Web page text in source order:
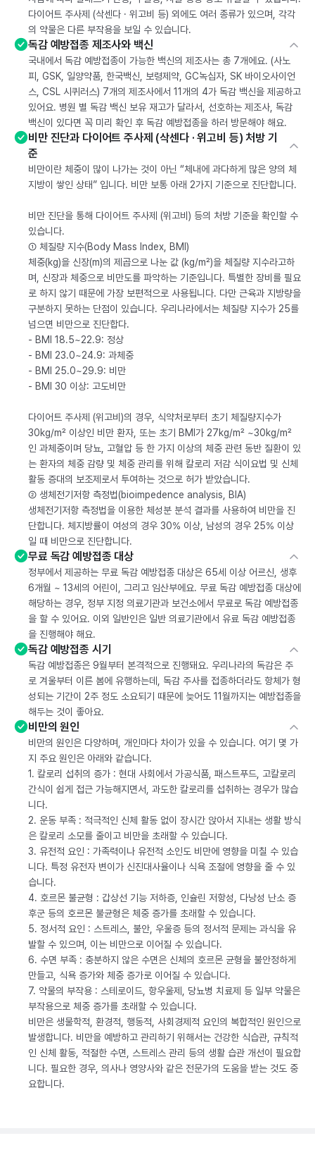
다이어트 주사제 (삭센다 · 위고비 등) 외에도 여러 종류가 있으며, 각각
의 약물은 다른 부작용을 보일 수 있습니다.
독감 예방접종 제조사와 백신
국내에서 독감 예방접종이 가능한 백신의 제조사는 총 7개에요. (사노
피, GSK, 일양약품, 한국백신, 보령제약, GC녹십자, SK 바이오사이언
스, CSL 시퀴러스) 7개의 제조사에서 11개의 4가 독감 백신을 제공하고
있어요. 병원 별 독감 백신 보유 재고가 달라서, 선호하는 제조사, 독감
백신이 있다면 꼭 미리 확인 후 독감 예방접종을 하러 방문해야 해요.
비만 진단과 다이어트 주사제 (삭센다 · 위고비 등) 처방 기
준
비만이란 체중이 많이 나가는 것이 아닌 “체내에 과다하게 많은 양의 체
지방이 쌓인 상태” 입니다. 비만 보통 아래 2가지 기준으로 진단합니다.
비만 진단을 통해 다이어트 주사제 (위고비) 등의 처방 기준을 확인할 수
있습니다.
① 체질량 지수(Body Mass Index, BMI)
체중(kg)을 신장(m)의 제곱으로 나눈 값 (kg/m²)을 체질량 지수라고하
며, 신장과 체중으로 비만도를 파악하는 기준입니다. 특별한 장비를 필요
로 하지 않기 때문에 가장 보편적으로 사용됩니다. 다만 근육과 지방량을
구분하지 못하는 단점이 있습니다. 우리나라에서는 체질량 지수가 25를
넘으면 비만으로 진단합다.
- BMI 18.5~22.9: 정상
- BMI 23.0~24.9: 과체중
- BMI 25.0~29.9: 비만
- BMI 30 이상: 고도비만
다이어트 주사제 (위고비)의 경우, 식약처로부터 초기 체질량지수가
30kg/m² 이상인 비만 환자, 또는 초기 BMI가 27kg/m² ~30kg/m²
인 과체중이며 당뇨, 고혈압 등 한 가지 이상의 체중 관련 동반 질환이 있
는 환자의 체중 감량 및 체중 관리를 위해 칼로리 저감 식이요법 및 신체
활동 증대의 보조제로서 투여하는 것으로 허가 받았습니다.
② 생체전기저항 측정법(bioimpedence analysis, BIA)
생체전기저항 측정법을 이용한 체성분 분석 결과를 사용하여 비만을 진
단합니다. 체지방률이 여성의 경우 30% 이상, 남성의 경우 25% 이상
일 때 비만으로 진단합니다.
무료 독감 예방접종 대상
정부에서 제공하는 무료 독감 예방접종 대상은 65세 이상 어르신, 생후
6개월 ~ 13세의 어린이, 그리고 임산부에요. 무료 독감 예방접종 대상에
해당하는 경우, 정부 지정 의료기관과 보건소에서 무료로 독감 예방접종
을 할 수 있어요. 이외 일반인은 일반 의료기관에서 유료 독감 예방접종
을 진행해야 해요.
독감 예방접종 시기
독감 예방접종은 9월부터 본격적으로 진행돼요. 우리나라의 독감은 주
로 겨울부터 이른 봄에 유행하는데, 독감 주사를 접종하더라도 항체가 형
성되는 기간이 2주 정도 소요되기 때문에 늦어도 11월까지는 예방접종을
해두는 것이 좋아요.
비만의 원인
비만의 원인은 다양하며, 개인마다 차이가 있을 수 있습니다. 여기 몇 가
지 주요 원인은 아래와 같습니다.
1. 칼로리 섭취의 증가 : 현대 사회에서 가공식품, 패스트푸드, 고칼로리
간식이 쉽게 접근 가능해지면서, 과도한 칼로리를 섭취하는 경우가 많습
니다.
2. 운동 부족 : 적극적인 신체 활동 없이 장시간 앉아서 지내는 생활 방식
은 칼로리 소모를 줄이고 비만을 초래할 수 있습니다.
3. 유전적 요인 : 가족력이나 유전적 소인도 비만에 영향을 미칠 수 있습
니다. 특정 유전자 변이가 신진대사율이나 식욕 조절에 영향을 줄 수 있
습니다.
4. 호르몬 불균형 : 갑상선 기능 저하증, 인슐린 저항성, 다낭성 난소 증
후군 등의 호르몬 불균형은 체중 증가를 초래할 수 있습니다.
5. 정서적 요인 : 스트레스, 불안, 우울증 등의 정서적 문제는 과식을 유
발할 수 있으며, 이는 비만으로 이어질 수 있습니다.
6. 수면 부족 : 충분하지 않은 수면은 신체의 호르몬 균형을 불안정하게
만들고, 식욕 증가와 체중 증가로 이어질 수 있습니다.
7. 약물의 부작용 : 스테로이드, 항우울제, 당뇨병 치료제 등 일부 약물은
부작용으로 체중 증가를 초래할 수 있습니다.
비만은 생물학적, 환경적, 행동적, 사회경제적 요인의 복합적인 원인으로
발생합니다. 비만을 예방하고 관리하기 위해서는 건강한 식습관, 규칙적
인 신체 활동, 적절한 수면, 스트레스 관리 등의 생활 습관 개선이 필요합
니다. 필요한 경우, 의사나 영양사와 같은 전문가의 도움을 받는 것도 중
요합니다.